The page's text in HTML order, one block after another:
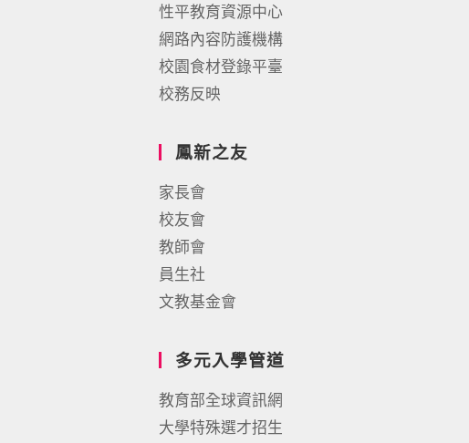
性平教育資源中心
網路內容防護機構
校園食材登錄平臺
校務反映
鳳新之友
家長會
校友會
教師會
員生社
文教基金會
多元入學管道
教育部全球資訊網
大學特殊選才招生